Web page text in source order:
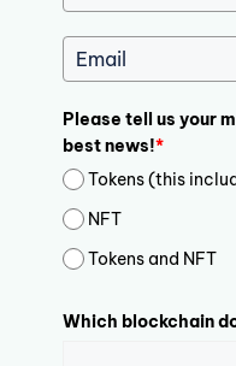
Please tell us your
best news!*
Tokens (this
NFT
Tokens and NFT
Which blockchain